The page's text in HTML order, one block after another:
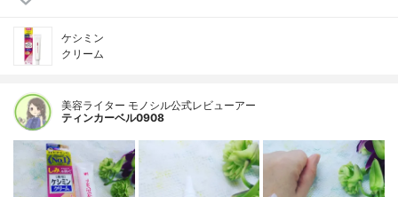
ケシミン
クリーム
美容ライター モノシル公式レビューアー
ティンカーベル0908